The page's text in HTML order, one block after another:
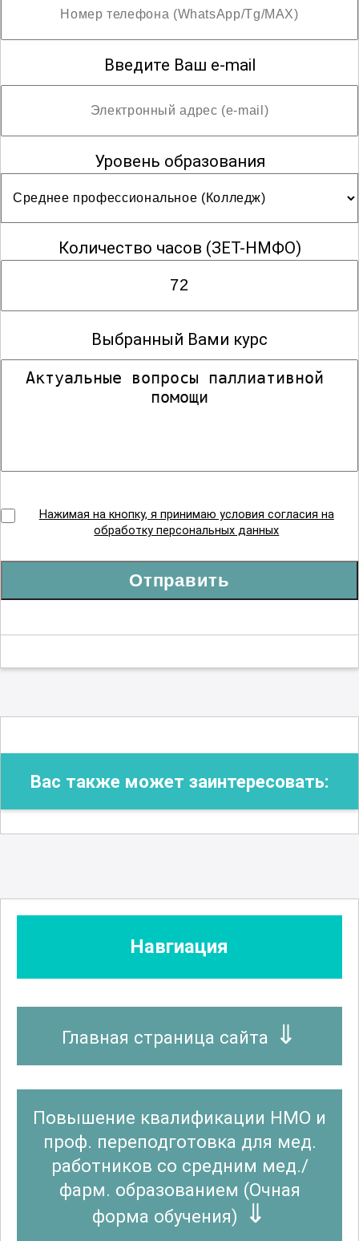
Введите Ваш e-mail
Уровень образования
Количество часов (ЗЕТ-НМФО)
Выбранный Вами курс
Нажимая на кнопку, я принимаю условия согласия на
обработку персональных данных
Отправить
Вас также может заинтересовать:
Навгиация
Главная страница сайта
Повышение квалификации НМО и
проф. переподготовка для мед.
работников со средним мед./
фарм. образованием (Очная
форма обучения)